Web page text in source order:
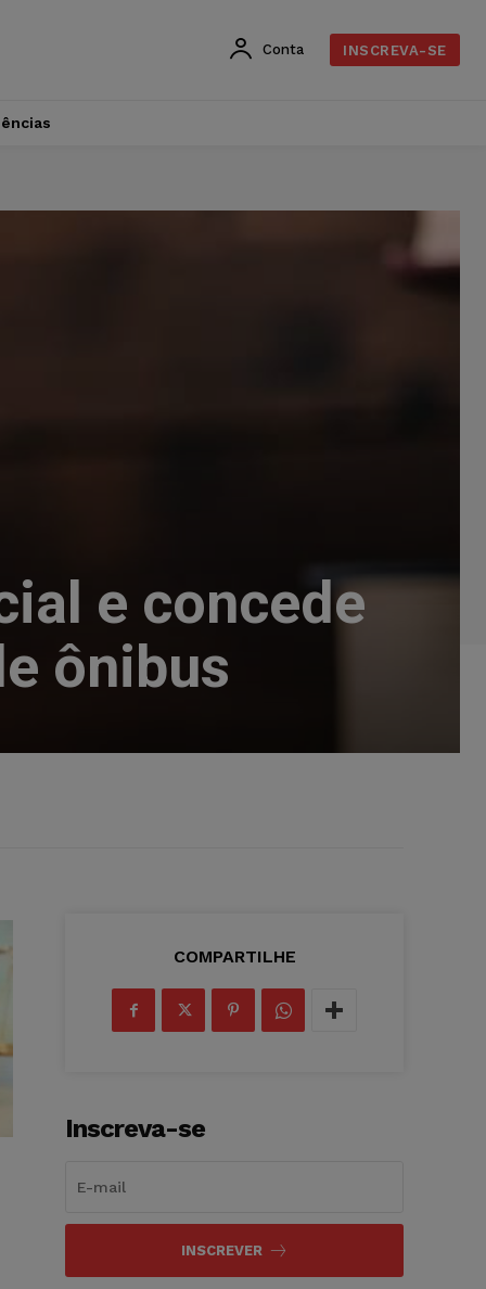
Conta INSCREVA-SE
e concede
ônibus
COMPARTILHE
Inscreva-se
INSCREVER